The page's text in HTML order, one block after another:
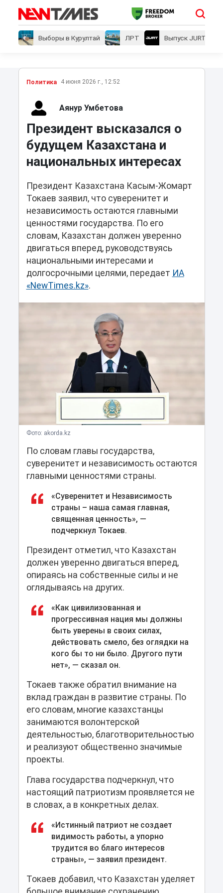
Выборы в Курултай ЛРТ Выпуск JURT
Политика 4 июня 2026 г., 12:52
Аянур Умбетова
Президент высказался о
будущем Казахстана и
национальных интересах
Президент Казахстана Касым-Жомарт
Токаев заявил, что суверенитет и
независимость остаются главными
ценностями государства. По его
словам, Казахстан должен уверенно
двигаться вперед, руководствуясь
национальными интересами и
долгосрочными целями, передает ИА
«NewTimes.kz».
Фото: akorda.kz
По словам главы государства,
суверенитет и независимость остаются
главными ценностями страны.
«Суверенитет и Независимость
страны – наша самая главная,
священная ценность», —
подчеркнул Токаев.
Президент отметил, что Казахстан
должен уверенно двигаться вперед,
опираясь на собственные силы и не
оглядываясь на других.
«Как цивилизованная и
прогрессивная нация мы должны
быть уверены в своих силах,
действовать смело, без оглядки на
кого бы то ни было. Другого пути
нет», — сказал он.
Токаев также обратил внимание на
вклад граждан в развитие страны. По
его словам, многие казахстанцы
занимаются волонтерской
деятельностью, благотворительностью
и реализуют общественно значимые
проекты.
Глава государства подчеркнул, что
настоящий патриотизм проявляется не
в словах, а в конкретных делах.
«Истинный патриот не создает
видимость работы, а упорно
трудится во благо интересов
страны», — заявил президент.
Токаев добавил, что Казахстан уделяет